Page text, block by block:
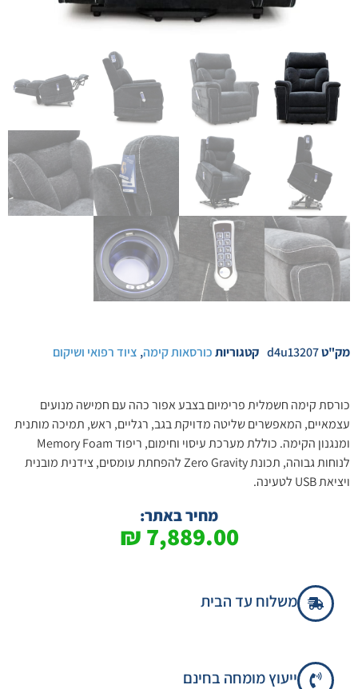
מק"טd4u13207 קטגוריותכורסאות קימה, ציוד רפואי ושיקום
כורסת קימה חשמלית פרימיום בצבע אפור כהה עם חמישה מנועים
עצמאיים, המאפשרים שליטה מדויקת בגב, רגליים, ראש, תמיכה מותנית
ומנגנון הקימה. כוללת מערכת עיסוי וחימום, ריפוד Memory Foam
לנוחות גבוהה, תכונת Zero Gravity להפחתת עומסים, צידנית מובנית
ויציאת USB לטעינה.
מחיר באתר:
7,889.00
₪
משלוח עד הבית
ייעוץ מומחה בחינם